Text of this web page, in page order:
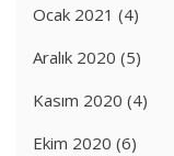
Ocak 2021 (4)
Aralık 2020 (5)
Kasım 2020 (4)
Ekim 2020 (6)